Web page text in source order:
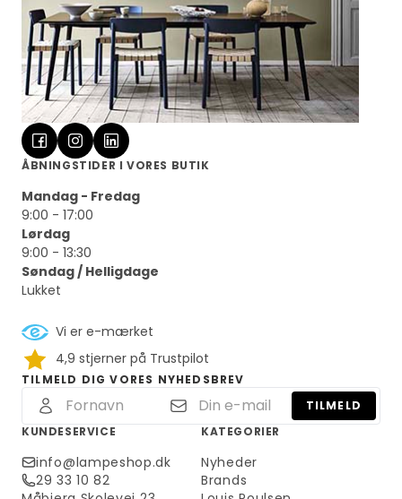
ÅBNINGSTIDER I VORES BUTIK
Mandag - Fredag
9:00 - 17:00
Lørdag
9:00 - 13:30
Søndag / Helligdage
Lukket
Vi er e-mærket
4,9 stjerner på Trustpilot
TILMELD DIG VORES NYHEDSBREV
TILMELD
KUNDESERVICE
info@lampeshop.dk
29 33 10 82
KATEGORIER
Nyheder
Brands